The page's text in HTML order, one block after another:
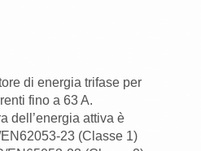
di energia trifase per
fino a 63 A.
dell’energia attiva è
23 (Classe 1)